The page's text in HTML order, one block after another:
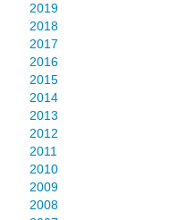
2019
2018
2017
2016
2015
2014
2013
2012
2011
2010
2009
2008